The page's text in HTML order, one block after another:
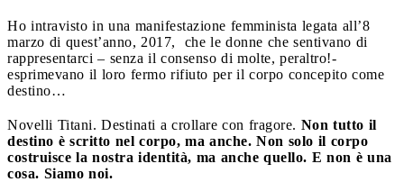
Ho intravisto in una manifestazione femminista legata all’8
marzo di quest’anno, 2017, che le donne che sentivano di
rappresentarci – senza il consenso di molte, peraltro!-
esprimevano il loro fermo rifiuto per il corpo concepito come
destino…
Novelli Titani. Destinati a crollare con fragore. Non tutto il
destino è scritto nel corpo, ma anche. Non solo il corpo
costruisce la nostra identità, ma anche quello. E non è una
cosa. Siamo noi.